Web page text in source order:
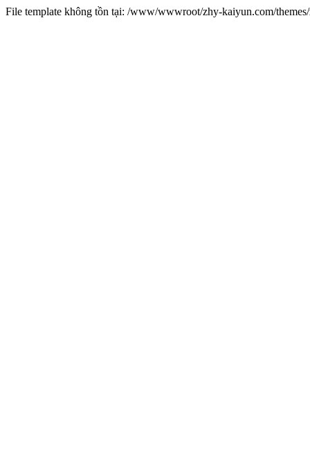
File template không tồn tại: /www/wwwroot/zhy-kaiyun.com/